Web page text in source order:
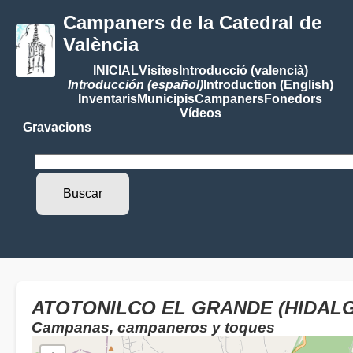
Campaners de la Catedral de
València
INICIALVisitesIntroducció (valencià)
Introducción (español)Introduction (English)
InventarisMunicipisCampanersFonedors
Vídeos
Gravacions
ATOTONILCO EL GRANDE
Campanas, campaneros y toques